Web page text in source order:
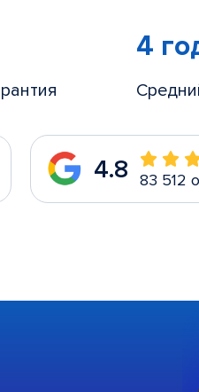
4
4.8 83 512